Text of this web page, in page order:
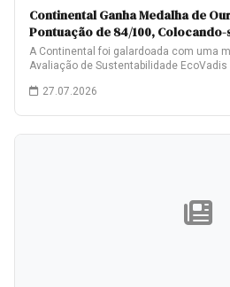
Continental Ganha Medalha de
Pontuação de 84/100,
A Continental foi galardoada com uma
Avaliação de Sustentabilidade EcoVadis
27.07.2026